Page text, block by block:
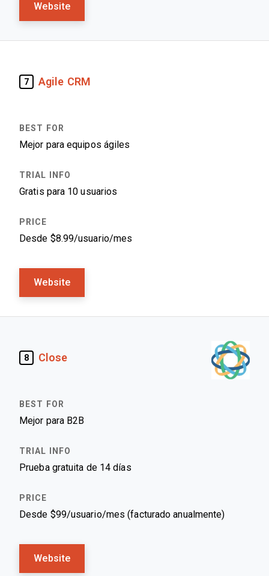
Website
7 Agile CRM
Mejor para equipos ágiles
Gratis para 10 usuarios
Desde $8.99/usuario/mes
Website
8 Close
Mejor para B2B
Prueba gratuita de 14 días
Desde $99/usuario/mes (facturado anualmente)
Website